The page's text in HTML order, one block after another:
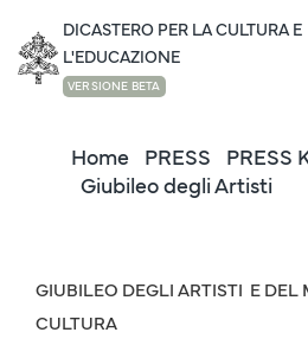
DICASTERO PER LA CULTURA E
L'EDUCAZIONE
VERSIONE BETA
Home PRESS PRESS
Giubileo degli Artisti
GIUBILEO DEGLI ARTISTI E
CULTURA